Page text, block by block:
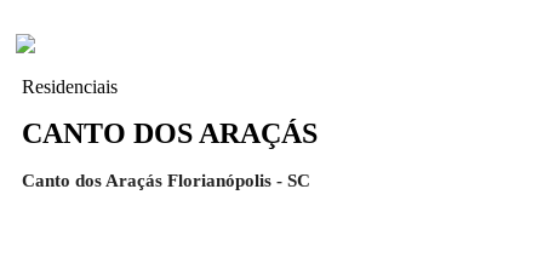
Residenciais
CANTO DOS ARAÇÁS
Canto dos Araçás Florianópolis - SC